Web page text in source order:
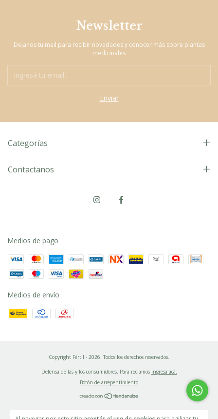
Newsletter
Dejanos tu mail para recibir novedades y conocer más sobre plantas
medicinales
Categorías
Contactanos
Medios de pago
Medios de envío
Copyright Fértil - 2026. Todos los derechos reservados.
Defensa de las y los consumidores. Para reclamos ingresá acá.
Botón de arrepentimiento